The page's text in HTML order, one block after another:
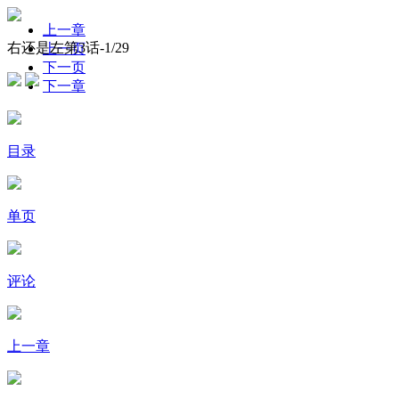
右还是左第3话-1/29
上一章
上一页
下一页
下一章
目录
单页
评论
上一章